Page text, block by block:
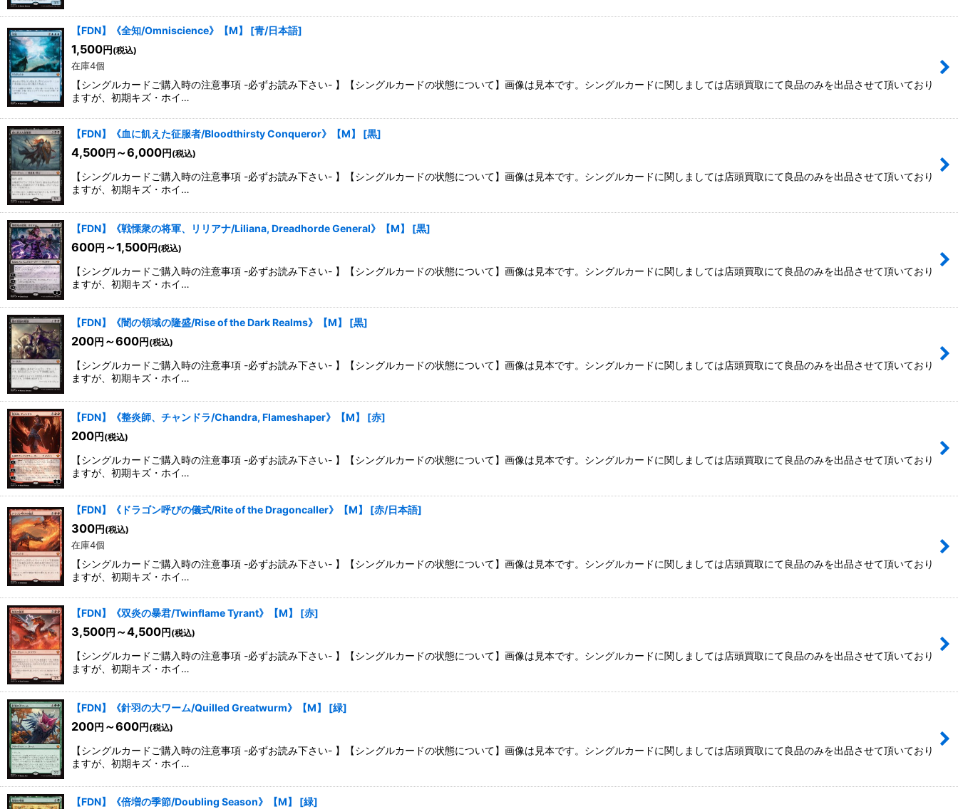
【FDN】《全知/Omniscience》【M】 [青/日本語]
1,500円(税込)
在庫4個
【シングルカードご購入時の注意事項 -必ずお読み下さい- 】【シングルカードの状態について】画像は見本です。シングルカードに関しましては店頭買取にて良品のみを出品させて頂いており
ますが、初期キズ・ホイ…
【FDN】《血に飢えた征服者/Bloodthirsty Conqueror》【M】 [黒]
4,500円 ～6,000円 (税込)
【シングルカードご購入時の注意事項 -必ずお読み下さい- 】【シングルカードの状態について】画像は見本です。シングルカードに関しましては店頭買取にて良品のみを出品させて頂いており
ますが、初期キズ・ホイ…
【FDN】《戦慄衆の将軍、リリアナ/Liliana, Dreadhorde General》【M】 [黒]
600円 ～1,500円 (税込)
【シングルカードご購入時の注意事項 -必ずお読み下さい- 】【シングルカードの状態について】画像は見本です。シングルカードに関しましては店頭買取にて良品のみを出品させて頂いており
ますが、初期キズ・ホイ…
【FDN】《闇の領域の隆盛/Rise of the Dark Realms》【M】 [黒]
200円 ～600円 (税込)
【シングルカードご購入時の注意事項 -必ずお読み下さい- 】【シングルカードの状態について】画像は見本です。シングルカードに関しましては店頭買取にて良品のみを出品させて頂いており
ますが、初期キズ・ホイ…
【FDN】《整炎師、チャンドラ/Chandra, Flameshaper》【M】 [赤]
200円 (税込)
【シングルカードご購入時の注意事項 -必ずお読み下さい- 】【シングルカードの状態について】画像は見本です。シングルカードに関しましては店頭買取にて良品のみを出品させて頂いており
ますが、初期キズ・ホイ…
【FDN】《ドラゴン呼びの儀式/Rite of the Dragoncaller》【M】 [赤/日本語]
300円(税込)
在庫4個
【シングルカードご購入時の注意事項 -必ずお読み下さい- 】【シングルカードの状態について】画像は見本です。シングルカードに関しましては店頭買取にて良品のみを出品させて頂いており
ますが、初期キズ・ホイ…
【FDN】《双炎の暴君/Twinflame Tyrant》【M】 [赤]
3,500円 ～4,500円 (税込)
【シングルカードご購入時の注意事項 -必ずお読み下さい- 】【シングルカードの状態について】画像は見本です。シングルカードに関しましては店頭買取にて良品のみを出品させて頂いており
ますが、初期キズ・ホイ…
【FDN】《針羽の大ワーム/Quilled Greatwurm》【M】 [緑]
200円 ～600円 (税込)
【シングルカードご購入時の注意事項 -必ずお読み下さい- 】【シングルカードの状態について】画像は見本です。シングルカードに関しましては店頭買取にて良品のみを出品させて頂いており
ますが、初期キズ・ホイ…
【FDN】《倍増の季節/Doubling Season》【M】 [緑]